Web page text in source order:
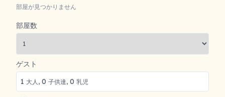
部屋が見つかりません
部屋数
ゲスト
1 大人, 0 子供達, 0 乳児